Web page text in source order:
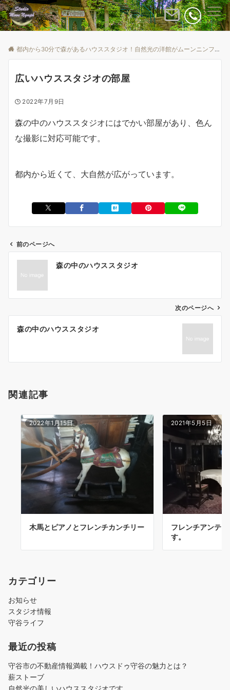
Menu
都内から30分で森があるハウススタジオ！自然光の洋館がムーンニンフ
広いハウススタジオの部屋
2022年7月9日
森の中のハウススタジオにはでかい部屋があり、色ん
な撮影に対応可能です。
都内から近くて、大自然が広がっています。
ン
前のページへ
森の中のハウススタジオ
次のページへ
森の中のハウススタジオ
関連記事
2022年1月15日
木馬とピアノとフレンチカンチリー
2021年5月5日
フレンチアンテ
す。
カテゴリー
お知らせ
スタジオ情報
守谷ライフ
最近の投稿
守谷市の不動産情報満載！ハウスドゥ守谷の魅力とは？
薪ストーブ